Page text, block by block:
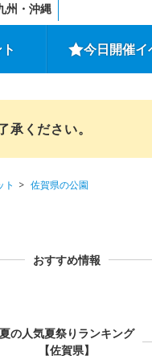
州・沖縄
今日開催イ
ください。
ト
佐賀県の公園
おすすめ情報
夏の人気夏祭りランキング
【佐賀県】